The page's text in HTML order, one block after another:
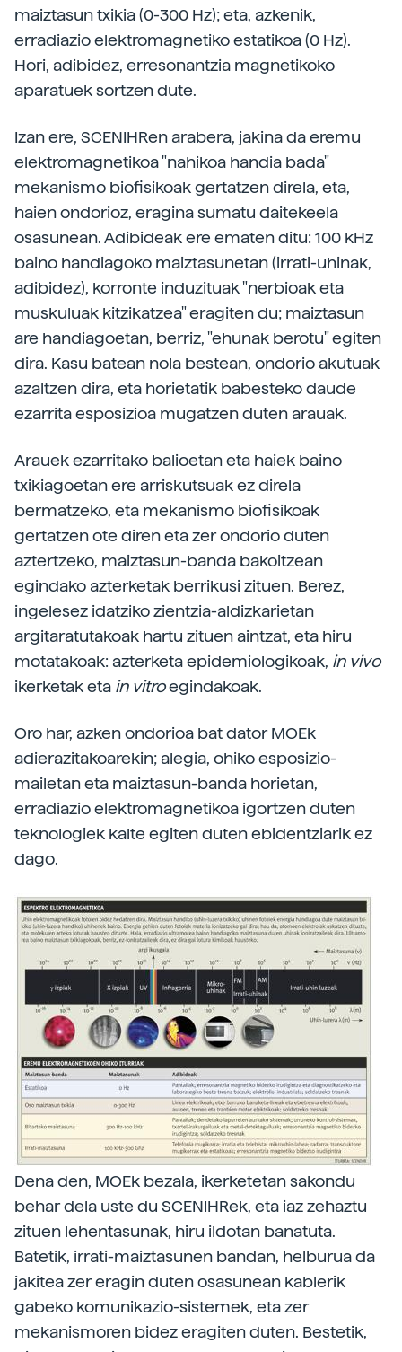
maiztasun txikia (0-300 Hz); eta, azkenik,
erradiazio elektromagnetiko estatikoa (0 Hz).
Hori, adibidez, erresonantzia magnetikoko
aparatuek sortzen dute.
Izan ere, SCENIHRen arabera, jakina da eremu
elektromagnetikoa "nahikoa handia bada"
mekanismo biofisikoak gertatzen direla, eta,
haien ondorioz, eragina sumatu daitekeela
osasunean. Adibideak ere ematen ditu: 100 kHz
baino handiagoko maiztasunetan (irrati-uhinak,
adibidez), korronte induzituak "nerbioak eta
muskuluak kitzikatzea" eragiten du; maiztasun
are handiagoetan, berriz, "ehunak berotu" egiten
dira. Kasu batean nola bestean, ondorio akutuak
azaltzen dira, eta horietatik babesteko daude
ezarrita esposizioa mugatzen duten arauak.
Arauek ezarritako balioetan eta haiek baino
txikiagoetan ere arriskutsuak ez direla
bermatzeko, eta mekanismo biofisikoak
gertatzen ote diren eta zer ondorio duten
aztertzeko, maiztasun-banda bakoitzean
egindako azterketak berrikusi zituen. Berez,
ingelesez idatziko zientzia-aldizkarietan
argitaratutakoak hartu zituen aintzat, eta hiru
motatakoak: azterketa epidemiologikoak, in vivo
ikerketak eta in vitroegindakoak.
Oro har, azken ondorioa bat dator MOEk
adierazitakoarekin; alegia, ohiko esposizio-
mailetan eta maiztasun-banda horietan,
erradiazio elektromagnetikoa igortzen duten
teknologiek kalte egiten duten ebidentziarik ez
dago.
Dena den, MOEk bezala, ikerketetan sakondu
behar dela uste du SCENIHRek, eta iaz zehaztu
zituen lehentasunak, hiru ildotan banatuta.
Batetik, irrati-maiztasunen bandan, helburua da
jakitea zer eragin duten osasunean kablerik
gabeko komunikazio-sistemek, eta zer
mekanismoren bidez eragiten duten. Bestetik,